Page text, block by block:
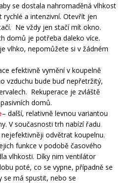
se dostala nahromaděná vlhkost
rychlé a intenzivní. Otevřít jen
Ne vždy jen stačí mít okno.
domů je potřeba daleko více.
vlhko, nepomůžete si v žádném
efektivně vymění v koupelně
vzduchu bude buď nepřetržitý,
Rekuperace je zvláště
domů.
– další, relativně levnou variantou
V současnosti trh nabízí řadu
odvětrat koupelnu.
funkce v podobě časového
vlhkosti. Díky nim ventilátor
poté, co se vypne, případně se
se má spustit, nebo se